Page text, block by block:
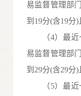
易监督管理部
到19分(含19分
（4）最
易监督管理部
到29分(含29分
（5）最